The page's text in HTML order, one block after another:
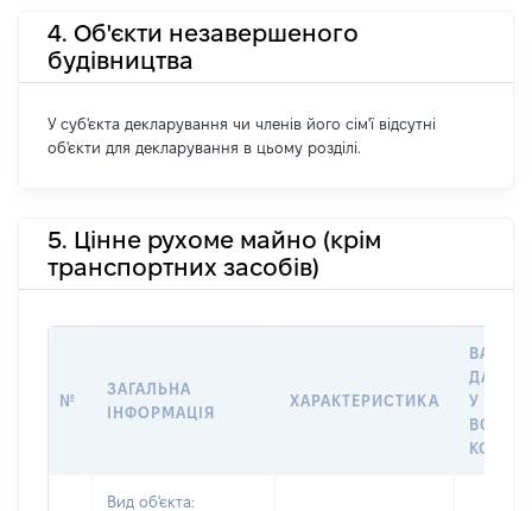
4. Об'єкти незавершеного
будівництва
У суб'єкта декларування чи членів його сім'ї відсутні
об'єкти для декларування в цьому розділі.
5. Цінне рухоме майно (крім
транспортних засобів)
№
ЗАГАЛЬНА
ІНФОРМАЦІЯ
ХАРАКТЕРИСТИКА
ДАТУ
У
Вид об'єкта: